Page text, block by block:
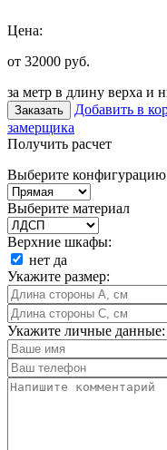
Цена:
от 32000 руб.
за метр в длину верха и
Заказать Добавить в
замерщика
Получить расчет
Выберите конфигурацию
Выберите материал
Верхние шкафы:
нет да
Укажите размер:
Укажите личные данные: